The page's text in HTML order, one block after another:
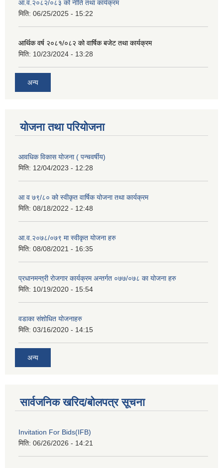
आ.व.२०८२/०८३ को नीति तथा कार्यक्रम
मिति: 06/25/2025 - 15:22
आर्थिक वर्ष २०८१/०८२ को वार्षिक बजेट तथा कार्यक्रम
मिति: 10/23/2024 - 13:28
अन्य
योजना तथा परियोजना
आवधिक विकास योजना ( पन्चवर्षीय)
मिति: 12/04/2023 - 12:28
आ व ७९/८० को स्वीकृत वार्षिक योजना तथा कार्यक्रम
मिति: 08/18/2022 - 12:48
आ.व.२०७८/०७९ मा स्वीकृत योजना हरु
मिति: 08/08/2021 - 16:35
प्रधानमन्त्री रोजगार कार्यक्रम अन्तर्गत ०७७/०७८ का योजना हरु
मिति: 10/19/2020 - 15:54
वडाका संशोधित योजनाहरु
मिति: 03/16/2020 - 14:15
अन्य
सार्वजनिक खरिद/बोलपत्र सूचना
Invitation For Bids(IFB)
मिति: 06/26/2026 - 14:21